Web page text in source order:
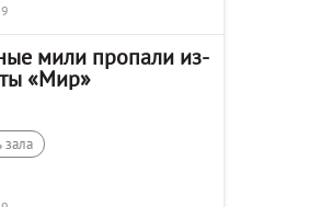
мили пропали из-
«Мир»